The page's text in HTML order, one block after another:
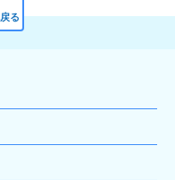
る